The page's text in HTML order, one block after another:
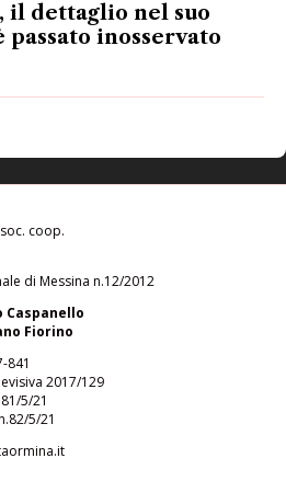
il dettaglio nel suo
inosservato
coop.
di Messina n.12/2012
Caspanello
Fiorino
841
2017/129
5/21
5/21